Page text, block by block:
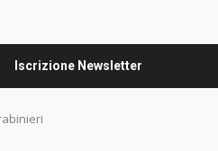
Iscrizione Newsletter